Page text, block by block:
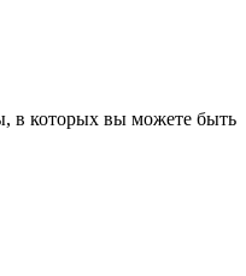
в которых вы можете быть